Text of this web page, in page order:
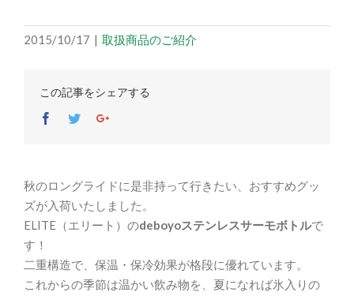
2015/10/17 | 取扱商品のご紹介
この記事をシェアする
Facebook
TwitterGoogle+
秋のロングライドに是非持って行きたい、おすすめグッ
ズが入荷いたしました。
ELITE（エリート）のdeboyoステンレスサーモボトルで
す！
二重構造で、保温・保冷効果が格段に優れています。
これからの季節は温かい飲み物を、夏になれば氷入りの